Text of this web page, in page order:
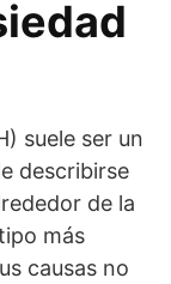
suele ser un
describirse
de la
más
causas no